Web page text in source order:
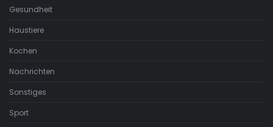
Gesundheit
Haustiere
Kochen
Nachrichten
Sonstiges
Sport